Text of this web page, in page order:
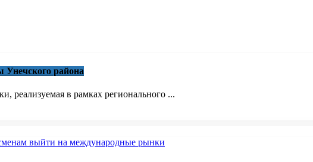
Унечского района
реализуемая в рамках регионального ...